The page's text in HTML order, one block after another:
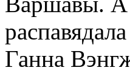
Ганна